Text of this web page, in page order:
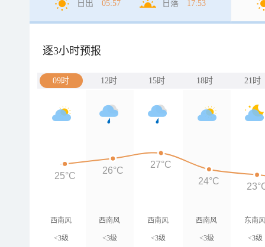
日出 05:57 日落 17:53
逐3小时预报
09时 12时 15时 18时 21时
西南风
<3级
西南风
<3级
西南风
<3级
西南风
<3级
东南
<3级
25°C
26°C
27°C
24°C